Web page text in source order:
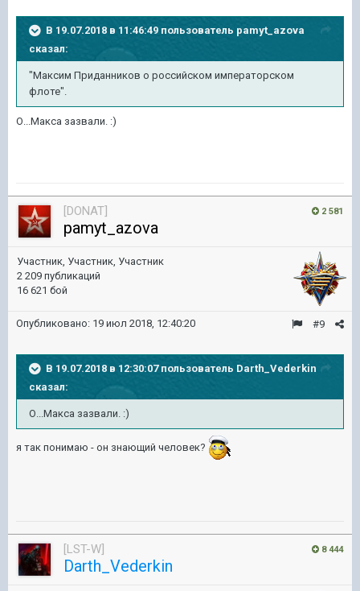
В 19.07.2018 в 11:46:49 пользователь pamyt_azova
сказал:
"Максим Приданников о российском императорском
флоте".
О...Макса зазвали. :)
2 581
[DONAT]
pamyt_azova
Участник, Участник, Участник
2 209 публикаций
16 621 бой
#9
Опубликовано: 19 июл 2018, 12:40:20
В 19.07.2018 в 12:30:07 пользователь Darth_Vederkin
сказал:
О...Макса зазвали. :)
я так понимаю - он знающий человек?
8 444
[LST-W]
Darth_Vederkin